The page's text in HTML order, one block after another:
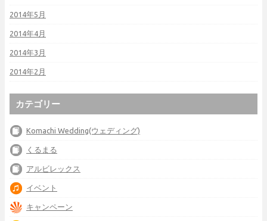
2014年5月
2014年4月
2014年3月
2014年2月
カテゴリー
Komachi Wedding(ウェディング)
くるまる
アルビレックス
イベント
キャンペーン